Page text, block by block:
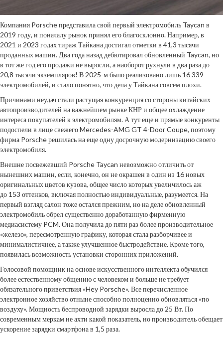
Компания Porsche представила свой первый электромобиль Taycan в
2019 году, и поначалу рынок принял его благосклонно. Например, в
2021 и 2023 годах тираж Тайкана достигал отметки в 41,3 тысячи
проданных машин. Два года назад дебютировал обновленный Taycan, но
в тот же год его продажи не выросли, а наоборот рухнули в два раза до
20,8 тысячи экземпляров! В 2025-м было реализовано лишь 16 339
электромобилей, и стало понятно, что дела у Тайкана совсем плохи.
Причинами неудач стали растущая конкуренция со стороны китайских
автопроизводителей на важнейшем рынке КНР и общее охлаждение
интереса покупателей к электромобилям. А тут еще и прямые конкуренты
подоспели в лице свежего Mercedes-AMG GT 4-Door Coupe, поэтому
фирма Porsche решилась на еще одну досрочную модернизацию своего
электромобиля.
Внешне посвежевший Porsche Taycan невозможно отличить от
нынешних машин, если, конечно, он не окрашен в один из 16 новых
оригинальных цветов кузова, общее число которых увеличилось аж
до 153 оттенков, включая полностью индивидуальные, разумеется. На
первый взгляд салон тоже остался прежним, но на деле обновленный
электромобиль обрел существенно доработанную фирменную
медиасистему PCM. Она получила до пяти раз более производительное
«железо», пересмотренную графику, которая стала разборчивее и
минималистичнее, а также улучшенное быстродействие. Кроме того,
появилась возможность установки сторонних приложений.
Голосовой помощник на основе искусственного интеллекта обучился
более естественному общению с человеком и больше не требует
обязательного приветствия «Hey Porsche». Все перечисленное
электронное хозяйство отныне способно полноценно обновляться «по
воздуху». Мощность беспроводной зарядки выросла до 25 Вт. По
современным меркам не ахти какой показатель, но производитель обещает
ускорение зарядки смартфона в 1,5 раза.